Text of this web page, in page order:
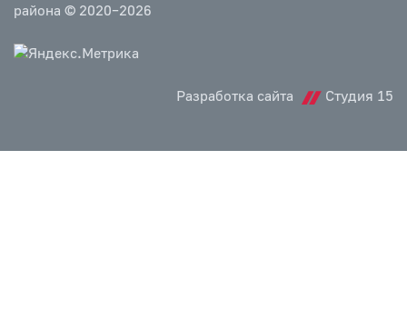
района © 2020–2026
Разработка сайта Студия 15